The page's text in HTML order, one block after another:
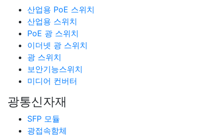
산업용 PoE 스위치
산업용 스위치
PoE 광 스위치
이더넷 광 스위치
광 스위치
보안기능스위치
미디어 컨버터
광통신자재
SFP 모듈
광접속함체